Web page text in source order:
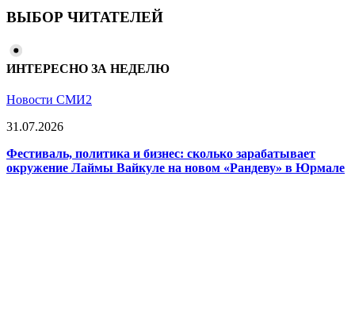
ВЫБОР ЧИТАТЕЛЕЙ
ИНТЕРЕСНО ЗА НЕДЕЛЮ
Новости СМИ2
31.07.2026
Фестиваль, политика и бизнес: сколько зарабатывает
окружение Лаймы Вайкуле на новом «Рандеву» в Юрмале